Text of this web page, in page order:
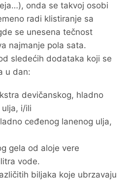
onda se takvoj osobi
radi klistiranje sa
se unesena tečnost
najmanje pola sata.
sledećih dodataka koji se
u dan:
devičanskog, hladno
i/ili
ceđenog lanenog ulja,
gela od aloje vere
vode.
biljaka koje ubrzavaju